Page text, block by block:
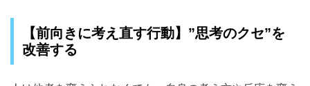
【前向きに考え直す行動】”思考のクセ”を
改善する